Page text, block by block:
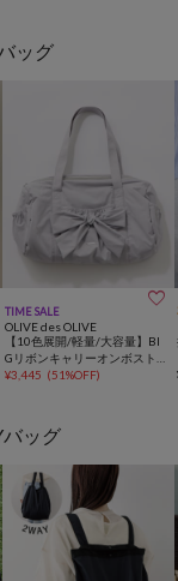
ッグ
TIME SALE 
OLIVE des OLIVE
【10色展開/軽量/大容量】BI
Gリボンキャリーオンボスト
ンバッグ
¥3,445 (51%OFF)
ッグ